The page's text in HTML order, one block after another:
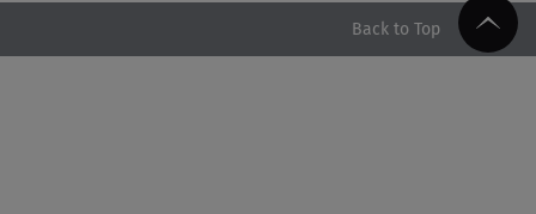
Back to Top